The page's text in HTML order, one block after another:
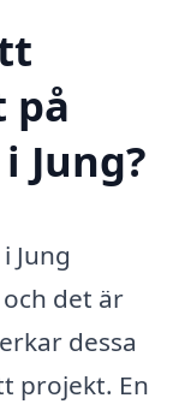
på
Jung?
Jung
det är
dessa
projekt. En